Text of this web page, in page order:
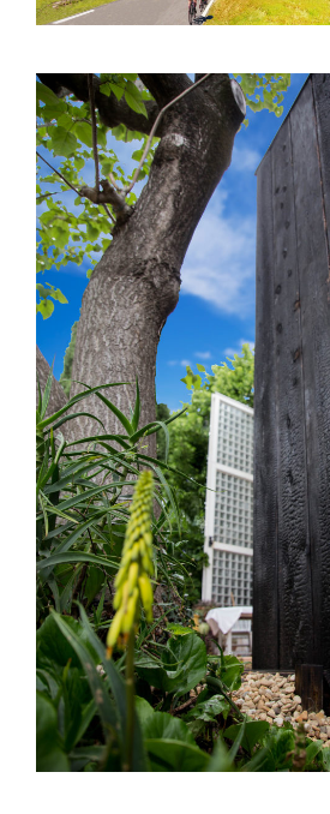
Saint Georges d’Orques
– E01